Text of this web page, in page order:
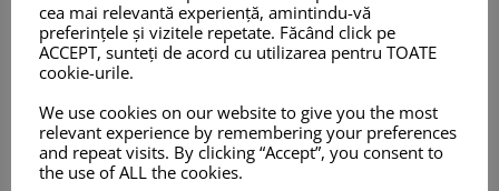
Odorizante Auto
Antigel Auto
cea mai relevantă experiență, amintindu-vă
preferințele și vizitele repetate. Făcând click pe
ACCEPT, sunteți de acord cu utilizarea pentru TOATE
cookie-urile.
We use cookies on our website to give you the most
relevant experience by remembering your preferences
and repeat visits. By clicking “Accept”, you consent to
the use of ALL the cookies.